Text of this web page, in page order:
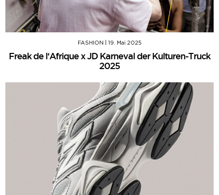
FASHION 19. Mai 2025
Freak de l‘Afrique x JD Karneval der Kulturen-Truck
2025